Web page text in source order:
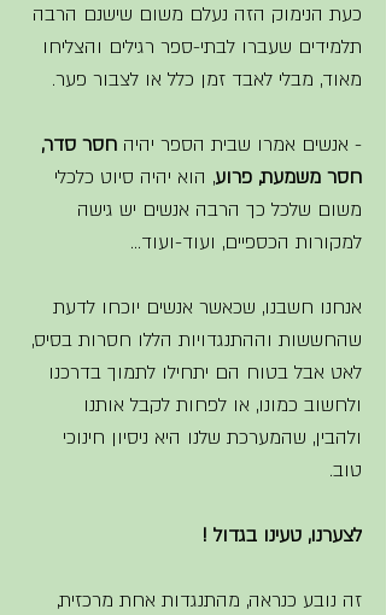
כעת הנימוק הזה נעלם משום שישנם הרבה
תלמידים שעברו לבתי-ספר רגילים והצליחו
מאוד, מבלי לאבד זמן כלל או לצבור פער.
- אנשים אמרו שבית הספר יהיה חסר סדר,
חסר משמעת, פרוע, הוא יהיה סיוט כלכלי
משום שלכל כך הרבה אנשים יש גישה
למקורות הכספיים, ועוד-ועוד...
אנחנו חשבנו, שכאשר אנשים יוכחו לדעת
שהחששות וההתנגדויות הללו חסרות בסיס,
לאט אבל בטוח הם יתחילו לתמוך בדרכנו
ולחשוב כמונו, או לפחות לקבל אותנו
ולהבין, שהמערכת שלנו היא ניסיון חינוכי
טוב.
לצערנו, טעינו בגדול !
זה נובע כנראה, מהתנגדות אחת מרכזית,